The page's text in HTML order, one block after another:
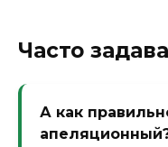
Часто
А как